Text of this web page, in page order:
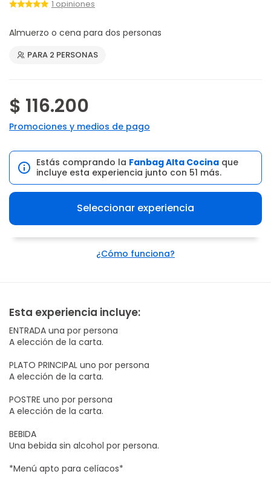
1 opiniones
Almuerzo o cena para dos personas
PARA 2 PERSONAS
$ 116.200
Promociones y medios de pago
Estás comprando la Fanbag Alta Cocina que
incluye esta experiencia junto con 51 más.
Seleccionar experiencia
¿Cómo funciona?
Esta experiencia incluye:
ENTRADA una por persona
A elección de la carta.
PLATO PRINCIPAL uno por persona
A elección de la carta.
POSTRE uno por persona
A elección de la carta.
BEBIDA
Una bebida sin alcohol por persona.
*Menú apto para celíacos*